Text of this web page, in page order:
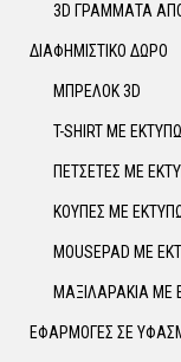
3D ΓΡΑΜΜΑΤΑ ΑΠΟ
ΔΙΑΦΗΜΙΣΤΙΚΟ ΔΩΡΟ
ΜΠΡΕΛΟΚ 3D
T-SHIRT ΜΕ
ΠΕΤΣΕΤΕΣ ΜΕ
ΚΟΥΠΕΣ ΜΕ
MOUSEPAD ΜΕ
ΜΑΞΙΛΑΡΑΚΙΑ ΜΕ
ΕΦΑΡΜΟΓΕΣ ΣΕ